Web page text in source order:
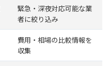
緊急・深夜対応可能な業
者に絞り込み
費用・相場の比較情報を
収集